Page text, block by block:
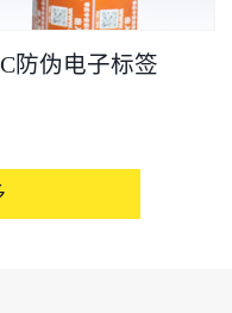
防伪电子标签